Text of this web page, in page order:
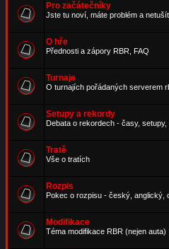
Pro začátečníky
Jste tu noví, máte problém a
O hře
Přednosti a zápory RBR, FAQ
Turnaje
O turnajích pořádaných serverem
Setupy a rekordy
Debata o rekordech - časy, setupy,
Tratě
Vše o tratích
Rozpis
Pokec o rozpisu - český, anglický,
Modifikace
Téma modifikace RBR (nejen auta)